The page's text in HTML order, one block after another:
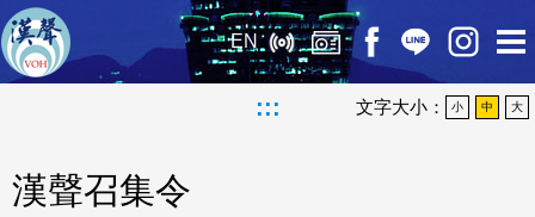
EN
::: 文字大小： 小 中 大
漢聲召集令